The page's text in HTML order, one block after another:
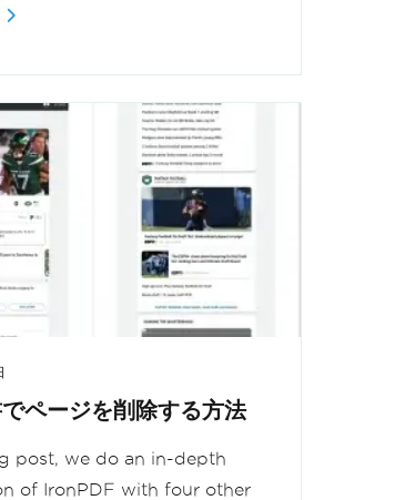
ページを削除する方法
post, we do an in-depth
of IronPDF with four other